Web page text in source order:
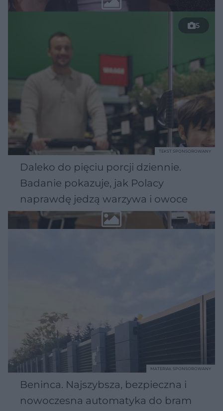
5
Daleko do pięciu porcji dziennie.
Badanie pokazuje, jak Polacy
naprawdę jedzą warzywa i owoce
TEKST SPONSOROWANY
Beninca. Najszybsza, bezpieczna i
nowoczesna automatyka do bram
MATERIAŁ SPONSOROWANY